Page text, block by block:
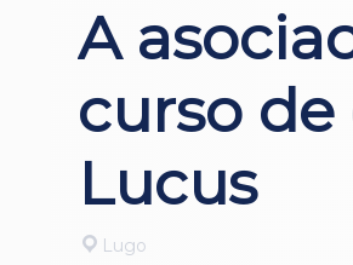
A
curso
Lucus
Lugo